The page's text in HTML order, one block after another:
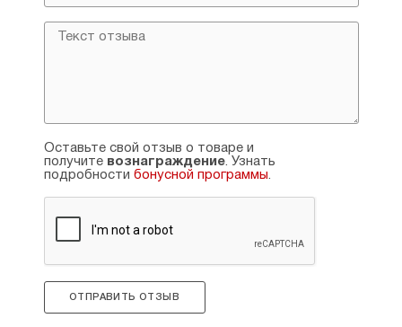
рассказов, стихов для детей.
«Вечный миг»
«Крещенский дождь»
http://esanin.ru
Оставьте свой отзыв о товаре и
получите вознаграждение. Узнать
подробности бонусной программы.
ОТПРАВИТЬ ОТЗЫВ